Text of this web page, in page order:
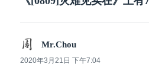
Mr.Chou
道：
2020年3月21日 下午7:04